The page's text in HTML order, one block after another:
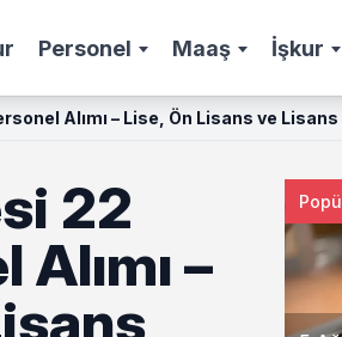
Personel Maaş İşkur
Alımı – Lise, Ön Lisans ve Lisans
22
–